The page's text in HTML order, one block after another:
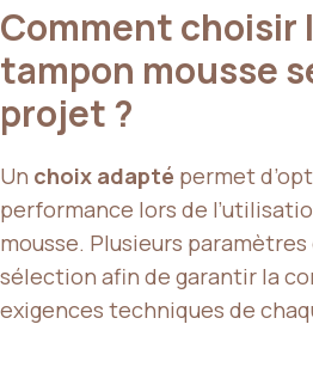
Comment choisir
tampon mousse
projet ?
Un choix adapté permet
performance lors de
mousse. Plusieurs
sélection afin de garantir la
exigences techniques de